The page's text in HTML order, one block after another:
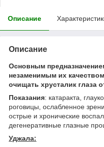
Описание
Описание
Основным
незаменимым их
очищать хрусталик глаза
Показания: катаракта,
роговицы, ослабленное
острые и хронические
дегенеративные глазные
Уджала: